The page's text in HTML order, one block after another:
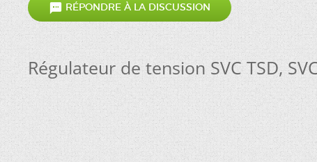
 RÉPONDRE À LA DISCUSSION
Régulateur de tension SVC TSD,